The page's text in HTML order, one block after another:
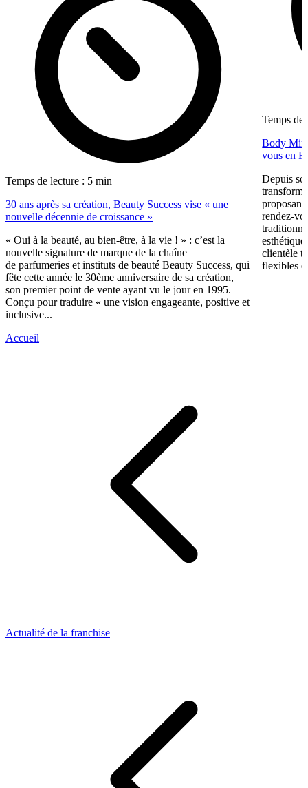
Temps de lecture : 5 min
30 ans après sa création, Beauty Success vise « une
nouvelle décennie de croissance »
« Oui à la beauté, au bien-être, à la vie ! » : c’est la
nouvelle signature de marque de la chaîne
de parfumeries et instituts de beauté Beauty Success, qui
fête cette année le 30ème anniversaire de sa création,
son premier point de vente ayant vu le jour en 1995.
Conçu pour traduire « une vision engageante, positive et
inclusive...
Temps de
Body
vous en
Depuis
proposant
rendez-
clientèle
flexibles
Accueil
Actualité de la franchise